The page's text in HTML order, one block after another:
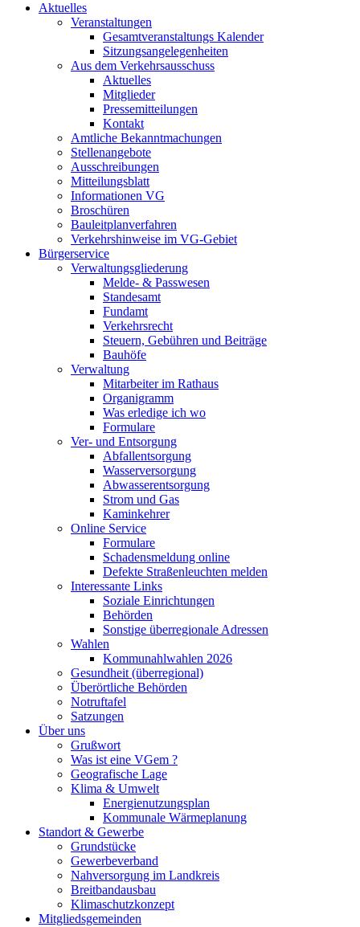
Aktuelles
Veranstaltungen
Gesamtveranstaltungs Kalender
Sitzungsangelegenheiten
Aus dem Verkehrsausschuss
Aktuelles
Mitglieder
Pressemitteilungen
Kontakt
Amtliche Bekanntmachungen
Stellenangebote
Ausschreibungen
Mitteilungsblatt
Informationen VG
Broschüren
Bauleitplanverfahren
Verkehrshinweise im VG-Gebiet
Bürgerservice
Verwaltungsgliederung
Melde- & Passwesen
Standesamt
Fundamt
Verkehrsrecht
Steuern, Gebühren und Beiträge
Bauhöfe
Verwaltung
Mitarbeiter im Rathaus
Organigramm
Was erledige ich wo
Formulare
Ver- und Entsorgung
Abfallentsorgung
Wasserversorgung
Abwasserentsorgung
Strom und Gas
Kaminkehrer
Online Service
Formulare
Schadensmeldung online
Defekte Straßenleuchten melden
Interessante Links
Soziale Einrichtungen
Behörden
Sonstige überregionale Adressen
Wahlen
Kommunahlwahlen 2026
Gesundheit (überregional)
Überörtliche Behörden
Notruftafel
Satzungen
Über uns
Grußwort
Was ist eine VGem ?
Geografische Lage
Klima & Umwelt
Energienutzungsplan
Kommunale Wärmeplanung
Standort & Gewerbe
Grundstücke
Gewerbeverband
Nahversorgung im Landkreis
Breitbandausbau
Klimaschutzkonzept
Mitgliedsgemeinden